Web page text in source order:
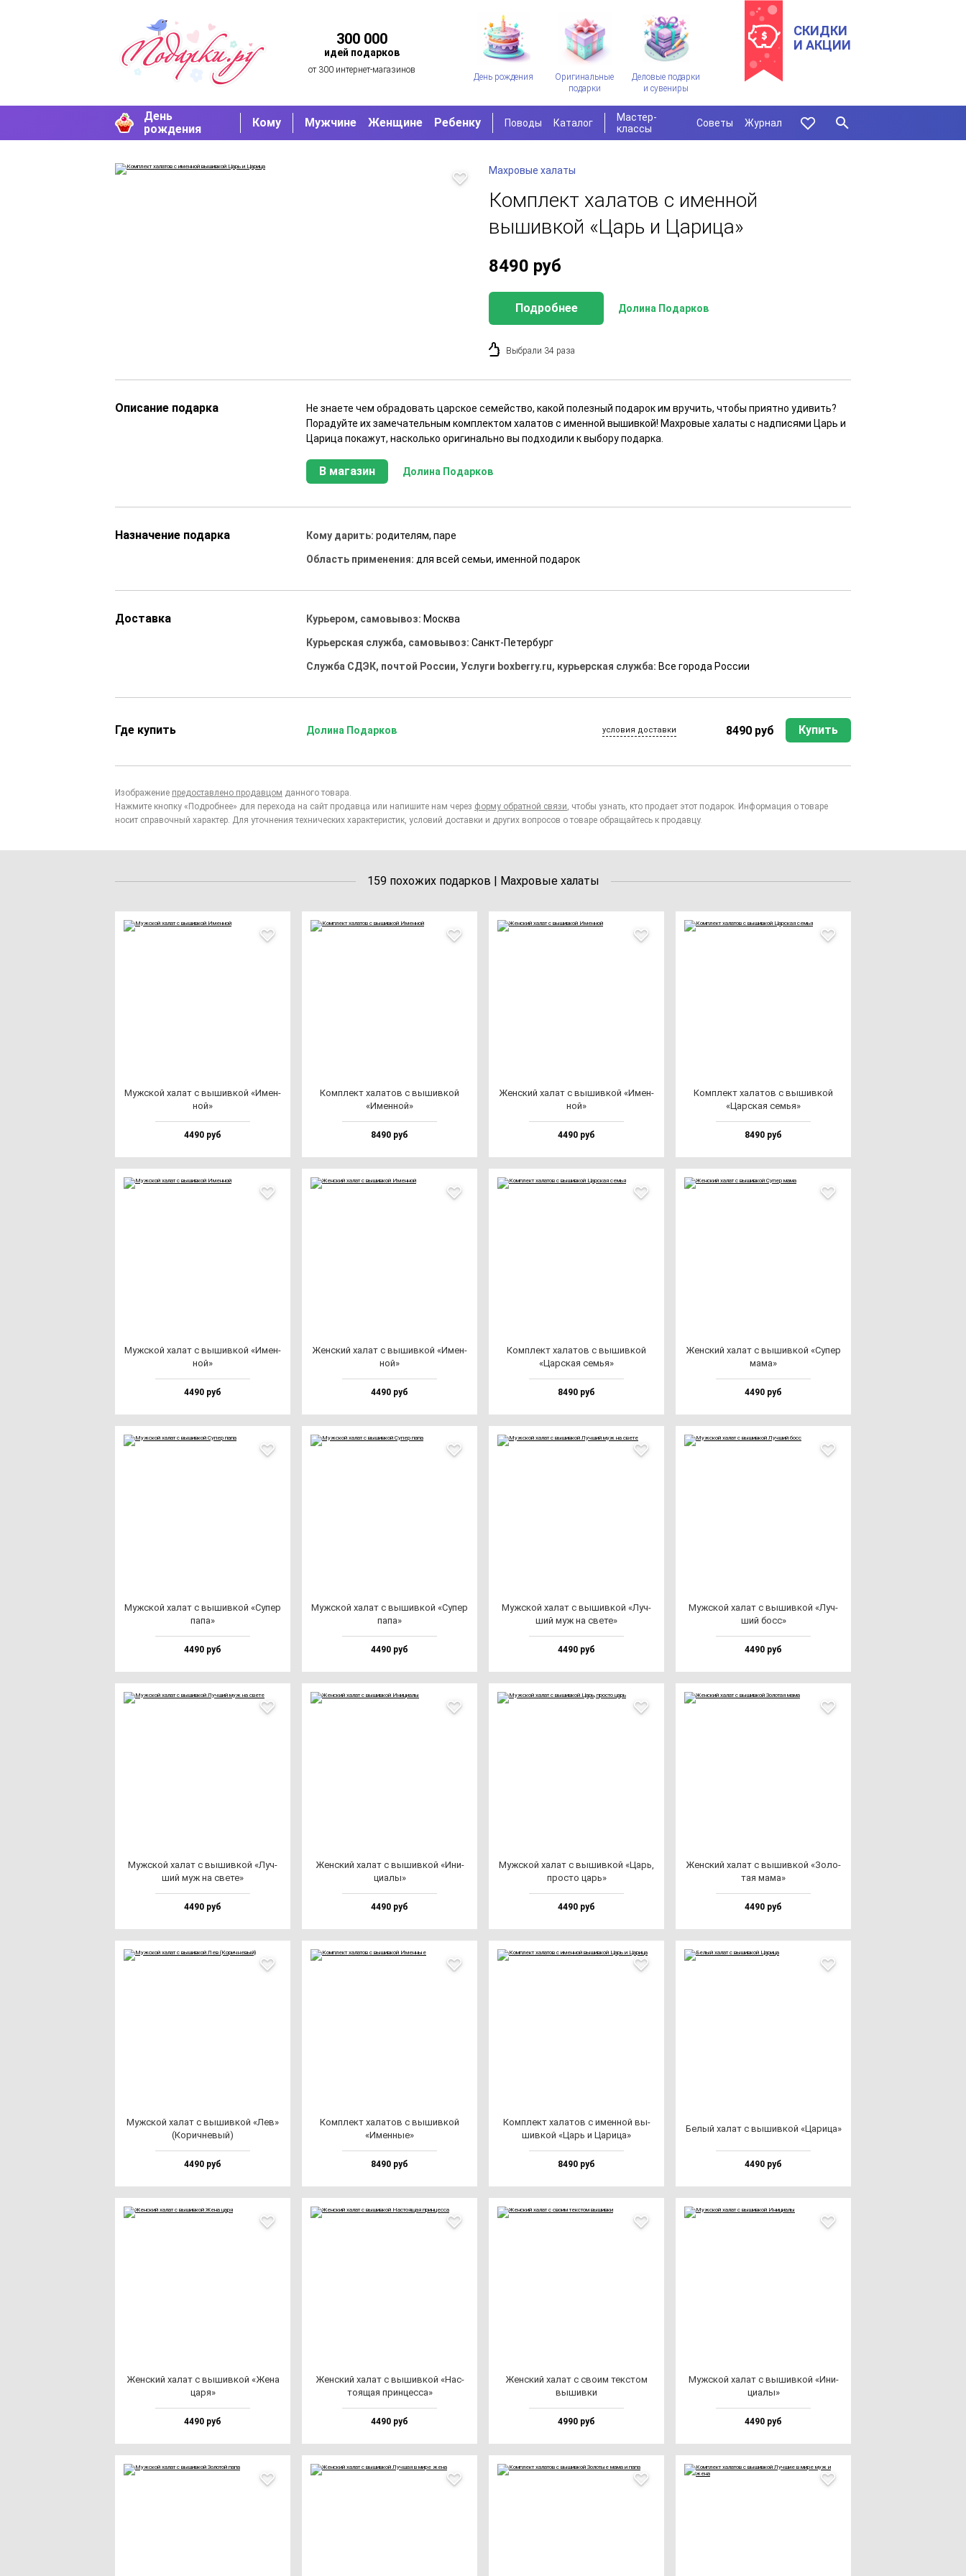
300 000
идей подарков
от 300 интернет-магазинов
День рождения
Оригинальные
подарки
Деловые подарки
и сувениры
СКИДКИ
И АКЦИИ
День
рождения
Кому Мужчине Женщине Ребенку Поводы Каталог
Мастер-
классы
Советы Журнал
Махровые халаты
Комплект халатов с именной
вышивкой «Царь и Царица»
8490 руб
Подробнее Долина Подарков
Выбрали 34 раза
Описание подарка
Не знаете чем обрадовать царское семейство, какой полезный подарок им вручить, чтобы приятно удивить?
Порадуйте их замечательным комплектом халатов с именной вышивкой! Махровые халаты с надписями Царь и
Царица покажут, насколько оригинально вы подходили к выбору подарка.
В магазин Долина Подарков
Назначение подарка Кому дарить:родителям, паре
Область применения:для всей семьи, именной подарок
Доставка Курьером, самовывоз: Москва
Курьерская служба, самовывоз:Санкт-Петербург
Служба СДЭК, почтой России, Услуги boxberry.ru, курьерская служба: Все города России
Где купить Долина Подарков условия доставки 8490 руб Купить
Изображение предоставлено продавцом данного товара.
Нажмите кнопку «Подробнее» для перехода на сайт продавца или напишите нам через форму обратной связи, чтобы узнать, кто продает этот подарок. Информация о товаре
носит справочный характер. Для уточнения технических характеристик, условий доставки и других вопросов о товаре обращайтесь к продавцу.
159 похожих подарков | Махровые халаты
Муж­ской ха­лат с вы­шив­кой «Имен­
ной»
4490 руб
Ком­плект ха­ла­тов с вы­шив­кой
«Имен­ной»
8490 руб
Жен­ский ха­лат с вы­шив­кой «Имен­
ной»
4490 руб
Ком­плект ха­ла­тов с вы­шив­кой
«Цар­ская семья»
8490 руб
Муж­ской ха­лат с вы­шив­кой «Имен­
ной»
4490 руб
Жен­ский ха­лат с вы­шив­кой «Имен­
ной»
4490 руб
Ком­плект ха­ла­тов с вы­шив­кой
«Цар­ская семья»
8490 руб
Жен­ский ха­лат с вы­шив­кой «Супер
ма­ма»
4490 руб
Муж­ской ха­лат с вы­шив­кой «Супер
па­па»
4490 руб
Муж­ской ха­лат с вы­шив­кой «Супер
па­па»
4490 руб
Муж­ской ха­лат с вы­шив­кой «Луч­
ший муж на све­те»
4490 руб
Муж­ской ха­лат с вы­шив­кой «Луч­
ший босс»
4490 руб
Муж­ской ха­лат с вы­шив­кой «Луч­
ший муж на све­те»
4490 руб
Жен­ский ха­лат с вы­шив­кой «Ини­
ци­алы»
4490 руб
Муж­ской ха­лат с вы­шив­кой «Царь,
прос­то царь»
4490 руб
Жен­ский ха­лат с вы­шив­кой «Золо­
тая ма­ма»
4490 руб
Муж­ской ха­лат с вы­шив­кой «Лев»
(Корич­не­вый)
4490 руб
Ком­плект ха­ла­тов с вы­шив­кой
«Имен­ные»
8490 руб
Ком­плект ха­ла­тов с имен­ной вы­
шив­кой «Царь и Цари­ца»
8490 руб
Белый ха­лат с вы­шив­кой «Цари­ца»
4490 руб
Жен­ский ха­лат с вы­шив­кой «Жена
ца­ря»
4490 руб
Жен­ский ха­лат с вы­шив­кой «Нас­
то­ящая прин­цес­са»
4490 руб
Жен­ский ха­лат с сво­им тек­стом
вы­шив­ки
4990 руб
Муж­ской ха­лат с вы­шив­кой «Ини­
ци­алы»
4490 руб